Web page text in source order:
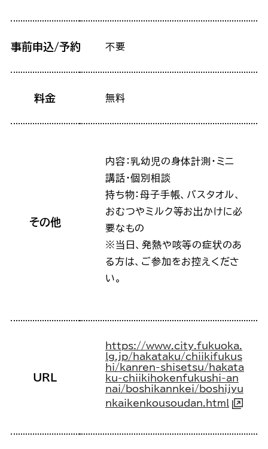
事前申込/予約 不要
料金 無料
その他
内容：乳幼児の身体計測・ミニ
講話･個別相談
持ち物：母子手帳、バスタオル、
おむつやミルク等お出かけに必
要なもの
※当日、発熱や咳等の症状のあ
る方は、ご参加をお控えくださ
い。
URL
https://www.city.fukuoka.
lg.jp/hakataku/chiikifukus
hi/kanren-shisetsu/hakata
ku-chiikihokenfukushi-an
nai/boshikannkei/boshijyu
nkaikenkousoudan.html